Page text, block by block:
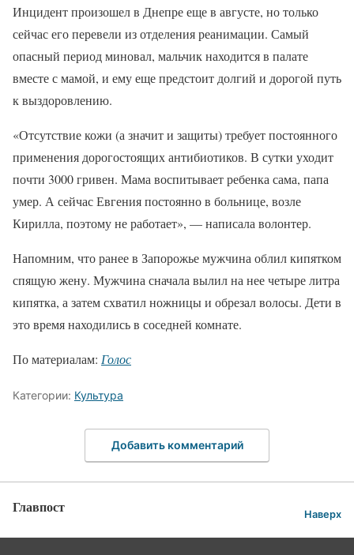
Инцидент произошел в Днепре еще в августе, но только
сейчас его перевели из отделения реанимации. Самый
опасный период миновал, мальчик находится в палате
вместе с мамой, и ему еще предстоит долгий и дорогой путь
к выздоровлению.
«Отсутствие кожи (а значит и защиты) требует постоянного
применения дорогостоящих антибиотиков. В сутки уходит
почти 3000 гривен. Мама воспитывает ребенка сама, папа
умер. А сейчас Евгения постоянно в больнице, возле
Кирилла, поэтому не работает», — написала волонтер.
Напомним, что ранее в Запорожье мужчина облил кипятком
спящую жену. Мужчина сначала вылил на нее четыре литра
кипятка, а затем схватил ножницы и обрезал волосы. Дети в
это время находились в соседней комнате.
По материалам: Голос
Категории: Культура
Добавить комментарий
Главпост Наверх